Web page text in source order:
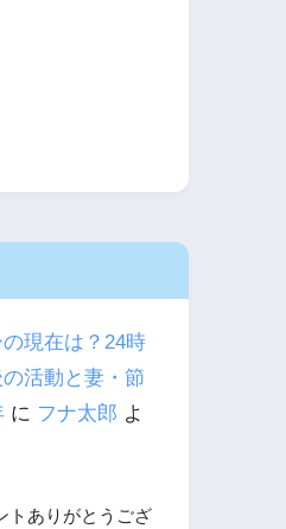
現在は？24時
活動と妻・節
に フナ太郎 よ
トありがとうござ